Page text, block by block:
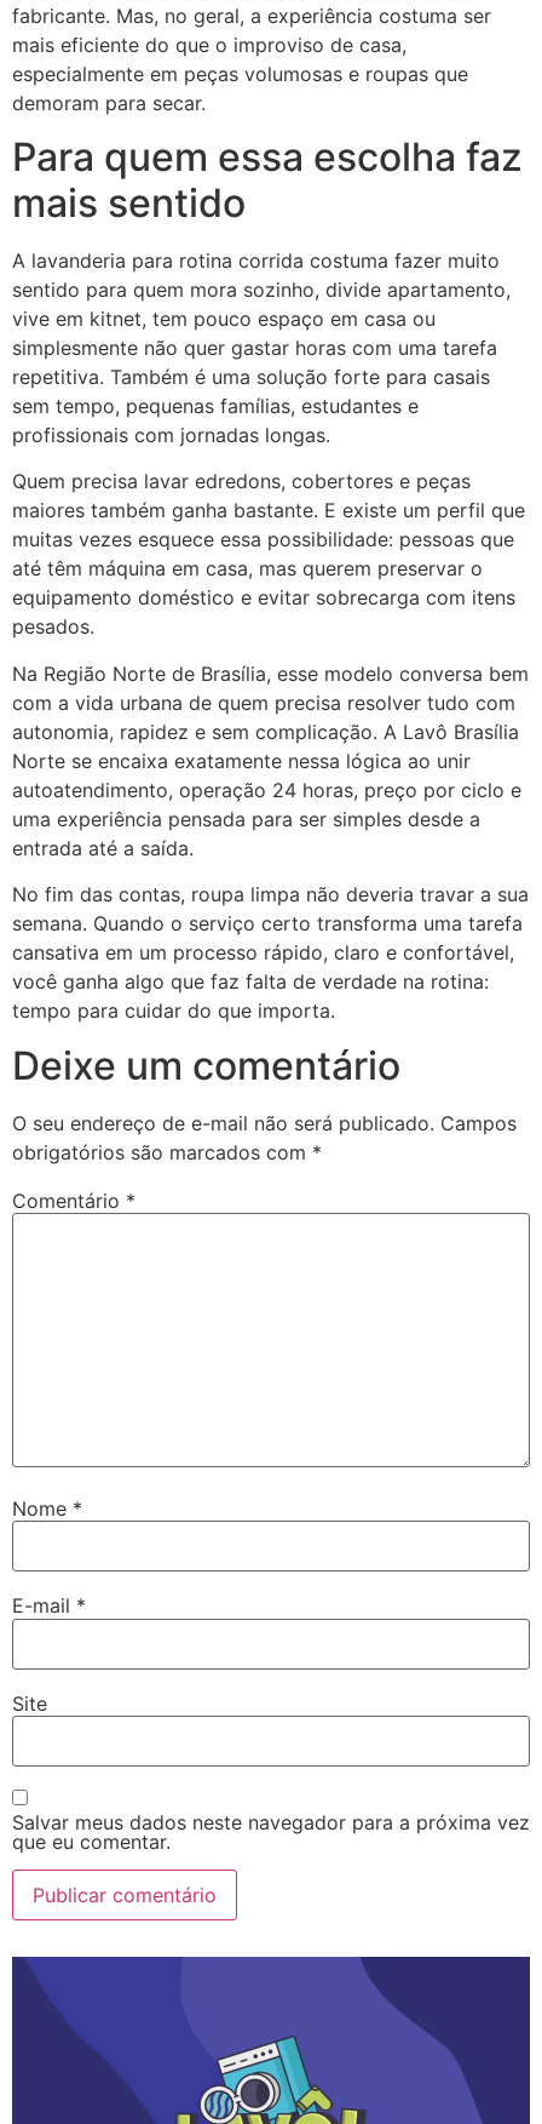
fabricante. Mas, no geral, a experiência costuma ser
mais eficiente do que o improviso de casa,
especialmente em peças volumosas e roupas que
demoram para secar.
Para quem essa escolha faz
mais sentido
A lavanderia para rotina corrida costuma fazer muito
sentido para quem mora sozinho, divide apartamento,
vive em kitnet, tem pouco espaço em casa ou
simplesmente não quer gastar horas com uma tarefa
repetitiva. Também é uma solução forte para casais
sem tempo, pequenas famílias, estudantes e
profissionais com jornadas longas.
Quem precisa lavar edredons, cobertores e peças
maiores também ganha bastante. E existe um perfil que
muitas vezes esquece essa possibilidade: pessoas que
até têm máquina em casa, mas querem preservar o
equipamento doméstico e evitar sobrecarga com itens
pesados.
Na Região Norte de Brasília, esse modelo conversa bem
com a vida urbana de quem precisa resolver tudo com
autonomia, rapidez e sem complicação. A Lavô Brasília
Norte se encaixa exatamente nessa lógica ao unir
autoatendimento, operação 24 horas, preço por ciclo e
uma experiência pensada para ser simples desde a
entrada até a saída.
No fim das contas, roupa limpa não deveria travar a sua
semana. Quando o serviço certo transforma uma tarefa
cansativa em um processo rápido, claro e confortável,
você ganha algo que faz falta de verdade na rotina:
tempo para cuidar do que importa.
Deixe um comentário
O seu endereço de e-mail não será publicado. Campos
obrigatórios são marcados com *
Comentário *
Nome *
E-mail *
Site
Salvar meus dados neste navegador para a próxima vez
que eu comentar.